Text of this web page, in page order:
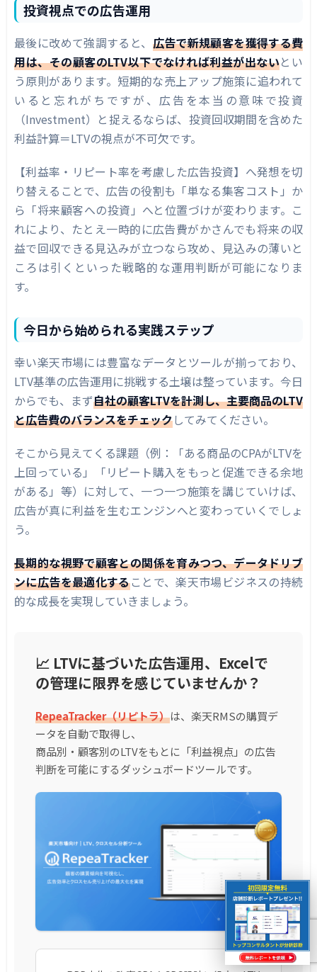
投資視点での広告運用
最後に改めて強調すると、 広告で新規顧客を獲得する費
用は、その顧客のLTV以下でなければ利益が出ないとい
う原則があります。短期的な売上アップ施策に追われて
いると忘れがちですが、広告を本当の意味で投資
（Investment）と捉えるならば、投資回収期間を含めた
利益計算＝LTVの視点が不可欠です。
【利益率・リピート率を考慮した広告投資】へ発想を切
り替えることで、広告の役割も「単なる集客コスト」か
ら「将来顧客への投資」へと位置づけが変わります。こ
れにより、たとえ一時的に広告費がかさんでも将来の収
益で回収できる見込みが立つなら攻め、見込みの薄いと
ころは引くといった戦略的な運用判断が可能になりま
す。
今日から始められる実践ステップ
幸い楽天市場には豊富なデータとツールが揃っており、
LTV基準の広告運用に挑戦する土壌は整っています。今日
からでも、まず自社の顧客LTVを計測し、主要商品のLTV
と広告費のバランスをチェックしてみてください。
そこから見えてくる課題（例：「ある商品のCPAがLTVを
上回っている」「リピート購入をもっと促進できる余地
がある」等）に対して、一つ一つ施策を講じていけば、
広告が真に利益を生むエンジンへと変わっていくでしょ
う。
長期的な視野で顧客との関係を育みつつ、データドリブ
ンに広告を最適化することで、楽天市場ビジネスの持続
的な成長を実現していきましょう。
📈 LTVに基づいた広告運用、Excelで
の管理に限界を感じていませんか？
RepeaTracker（リピトラ）は、楽天RMSの購買デ
ータを自動で取得し、
商品別・顧客別のLTVをもとに「利益視点」の広告
判断を可能にするダッシュボードツールです。